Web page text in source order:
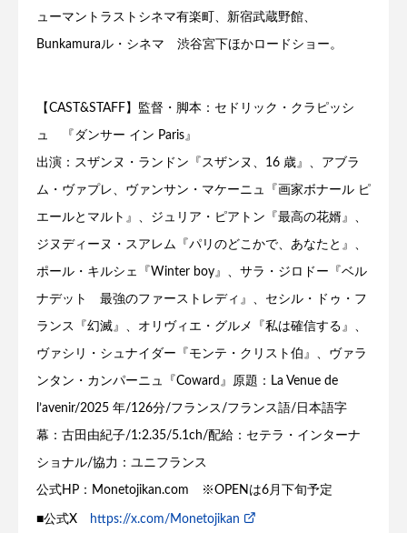
ューマントラストシネマ有楽町、新宿武蔵野館、
Bunkamuraル・シネマ 渋谷宮下ほかロードショー。
【CAST&STAFF】監督・脚本：セドリック・クラピッシ
ュ 『ダンサー イン Paris』
出演：スザンヌ・ランドン『スザンヌ、16 歳』、アブラ
ム・ヴァプレ、ヴァンサン・マケーニュ『画家ボナール ピ
エールとマルト』、ジュリア・ピアトン『最高の花婿』、
ジヌディーヌ・スアレム『パリのどこかで、あなたと』、
ポール・キルシェ『Winter boy』、サラ・ジロドー『ベル
ナデット 最強のファーストレディ』、セシル・ドゥ・フ
ランス『幻滅』、オリヴィエ・グルメ『私は確信する』、
ヴァシリ・シュナイダー『モンテ・クリスト伯』、ヴァラ
ンタン・カンパーニュ『Coward』原題：La Venue de
l’avenir/2025 年/126分/フランス/フランス語/日本語字
幕：古田由紀子/1:2.35/5.1ch/配給：セテラ・インターナ
ショナル/協力：ユニフランス
公式HP：Monetojikan.com ※OPENは6月下旬予定
■公式X https://x.com/Monetojikan